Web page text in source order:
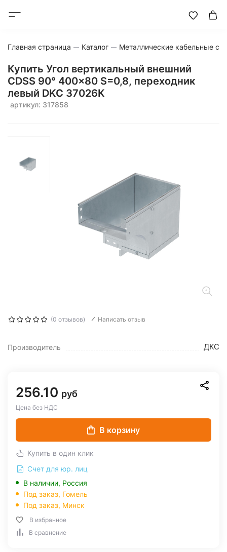
Главная страница Каталог Металлические кабельные
Купить Угол вертикальный внешний
CDSS 90° 400x80 S=0,8, переходник
левый DKC 37026K
артикул: 317858
(0 отзывов) Написать отзыв
Производитель ДКС
256.10 руб
Цена без НДС
В корзину
Купить в один клик
Счет для юр. лиц
В наличии, Россия
Под заказ, Гомель
Под заказ, Минск
В избранное
В сравнение